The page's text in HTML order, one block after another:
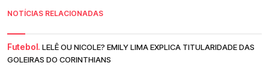
NOTÍCIAS RELACIONADAS
Futebol. LELÊ OU NICOLE? EMILY LIMA EXPLICA TITULARIDADE DAS
GOLEIRAS DO CORINTHIANS